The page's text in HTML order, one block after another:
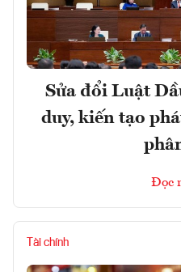
Sửa đổi Luật
duy, kiến tạo
Đọc
Tài chính